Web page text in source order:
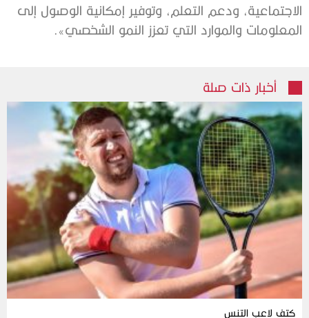
الاجتماعية، ودعم التعلم، وتوفير إمكانية الوصول إلى
المعلومات والموارد التي تعزز النمو الشخصي».
أخبار ذات صلة
كتف لاعب التنس